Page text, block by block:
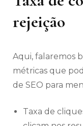
rejeição
Aqui, falaremos
métricas que
de SEO para
Taxa de